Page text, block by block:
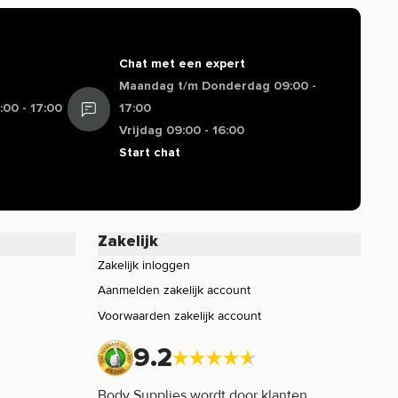
- 17:00
Chat met een expert
Maandag t/m Donderdag 09:00 -
17:00
Vrijdag 09:00 - 16:00
Start chat
Zakelijk
Zakelijk inloggen
Aanmelden zakelijk account
Voorwaarden zakelijk account
9.2